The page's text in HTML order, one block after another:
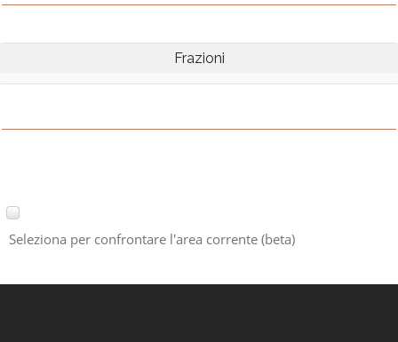
Frazioni
Seleziona per confrontare l'area corrente (beta)